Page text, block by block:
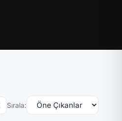
Sırala: